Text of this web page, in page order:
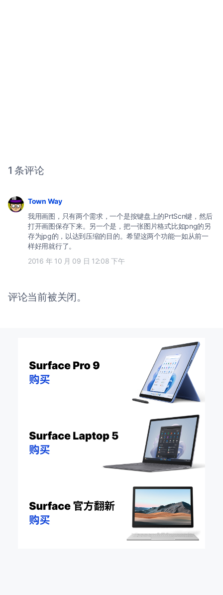
1 条评论
Town Way
我用画图，只有两个需求，一个是按键盘上的PrtScn键，然后
打开画图保存下来。另一个是，把一张图片格式比如png的另
存为jpg的，以达到压缩的目的。希望这两个功能一如从前一
样好用就行了。
2016 年 10 月 09 日 12:08 下午
评论当前被关闭。